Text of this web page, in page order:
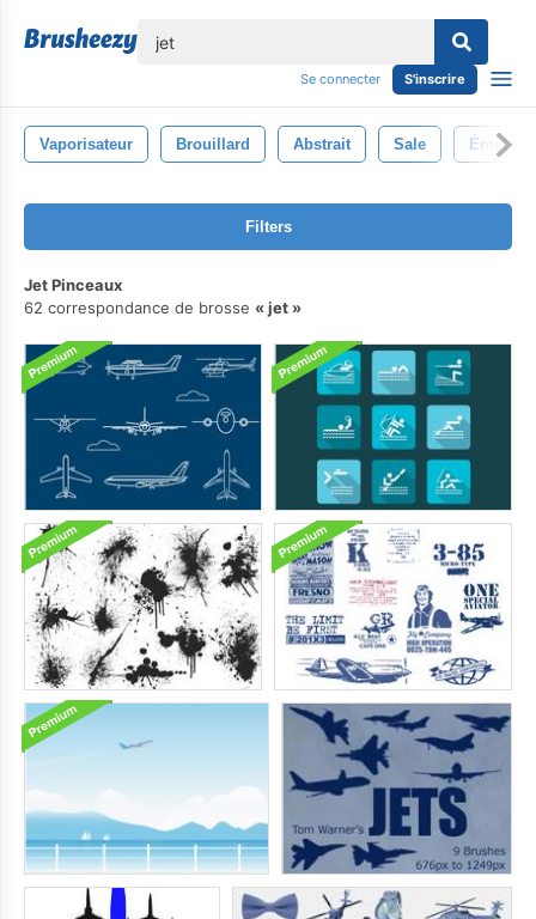
Se connecter S'inscrire
Vaporisateur Brouillard Abstrait Sale Émettre
Filters
Jet Pinceaux
62 correspondance de brosse
jet